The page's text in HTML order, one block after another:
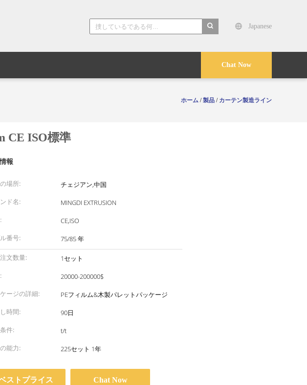
Japanese
Chat Now
ホーム /製品 / カーテン製造ライン
CE ISO標準
報
場所:
チェジアン,中国
ド名:
MINGDI EXTRUSION
CE,ISO
番号:
75/85 年
文数量:
1セット
20000-200000$
ージの詳細:
PEフィルム&木製パレットパッケージ
時間:
90日
件:
t/t
能力:
225セット 1年
ストプライス Chat Now